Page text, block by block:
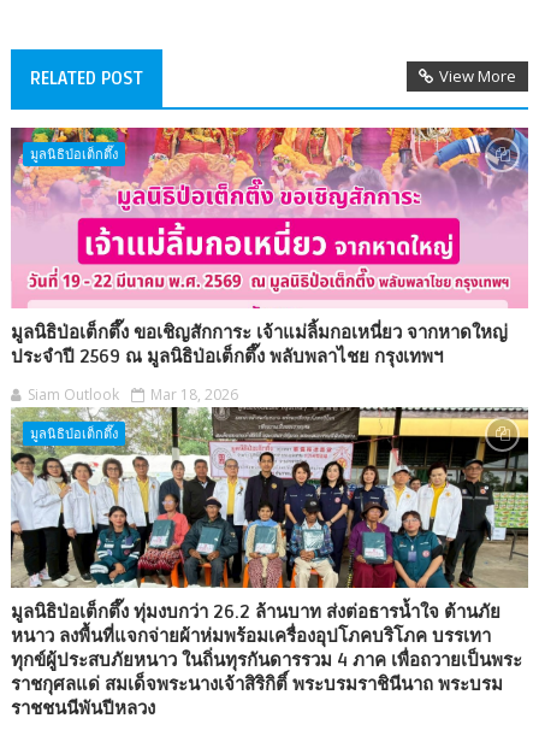
RELATED POST View More
มูลนิธิป่อเต็กตึ๊ง
มูลนิธิป่อเต็กตึ๊ง ขอเชิญสักการะ เจ้าแม่ลิ้มกอเหนี่ยว จากหาดใหญ่
ประจำปี 2569 ณ มูลนิธิป่อเต็กตึ๊ง พลับพลาไชย กรุงเทพฯ
Siam Outlook Mar 18, 2026
มูลนิธิป่อเต็กตึ๊ง
มูลนิธิป่อเต็กตึ๊ง ทุ่มงบกว่า 26.2 ล้านบาท ส่งต่อธารน้ำใจ ต้านภัย
หนาว ลงพื้นที่แจกจ่ายผ้าห่มพร้อมเครื่องอุปโภคบริโภค บรรเทา
ทุกข์ผู้ประสบภัยหนาว ในถิ่นทุรกันดารรวม 4 ภาค เพื่อถวายเป็นพระ
ราชกุศลแด่ สมเด็จพระนางเจ้าสิริกิติ์ พระบรมราชินีนาถ พระบรม
ราชชนนีพันปีหลวง